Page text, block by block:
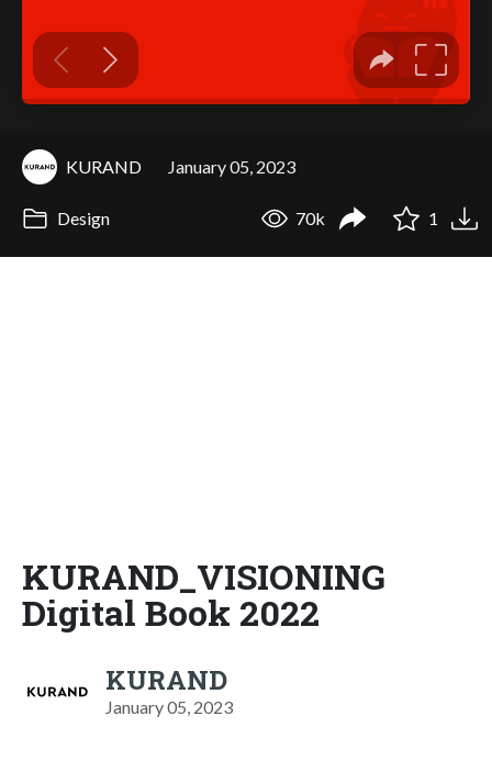
KURAND January 05, 2023
Design 70k 1
KURAND_VISIONING
Digital Book 2022
KURAND
January 05, 2023